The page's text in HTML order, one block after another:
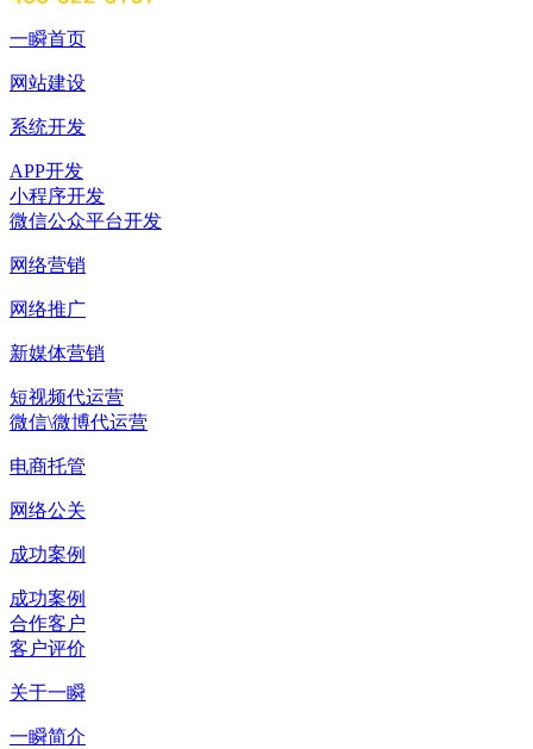
一瞬首页
网站建设
系统开发
APP开发
小程序开发
微信公众平台开发
网络营销
网络推广
新媒体营销
短视频代运营
微信\微博代运营
电商托管
网络公关
成功案例
成功案例
合作客户
客户评价
关于一瞬
一瞬简介